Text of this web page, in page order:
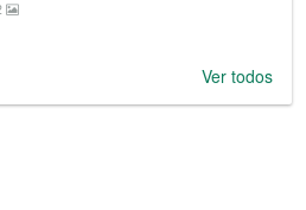
Ver todos